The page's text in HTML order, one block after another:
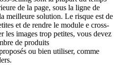
de la page, sous la ligne de
meilleure solution. Le risque est de
et de rendre le module e cross-
les images trop petites, vous devez
de produits
ou bien utiliser, comme